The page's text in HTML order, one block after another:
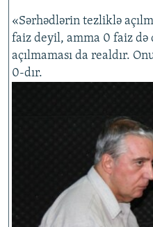
«Sərhədlərin tezliklə
faiz deyil, amma 0 faiz
açılmaması da realdır.
0-dır.